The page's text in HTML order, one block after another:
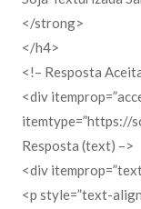
</strong>
</h4>
<!– Resposta
<div
itemtype=”https://
Resposta (text) –>
<div
<p style=”text-